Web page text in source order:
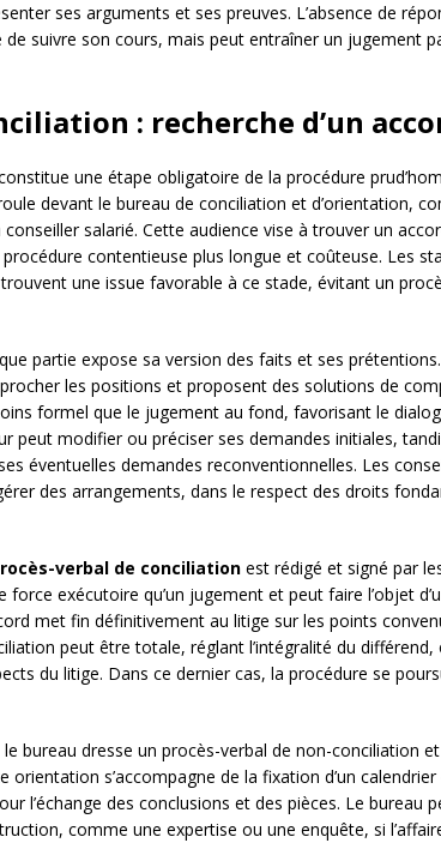
ses arguments et ses preuves. L’absence de
de suivre son cours, mais peut entraîner un jugement
: recherche d’un
une étape obligatoire de la procédure
devant le bureau de conciliation et d’orientation,
conseiller salarié. Cette audience vise à trouver un
procédure contentieuse plus longue et coûteuse. Les
une issue favorable à ce stade, évitant un
partie expose sa version des faits et ses
les positions et proposent des solutions de
formel que le jugement au fond, favorisant le
peut modifier ou préciser ses demandes initiales,
éventuelles demandes reconventionnelles. Les
des arrangements, dans le respect des droits
verbal de conciliation est rédigé et signé par
exécutoire qu’un jugement et peut faire l’objet
met fin définitivement au litige sur les points
peut être totale, réglant l’intégralité du différend,
du litige. Dans ce dernier cas, la procédure se
le bureau dresse un procès-verbal de non-conciliation
orientation s’accompagne de la fixation d’un
l’échange des conclusions et des pièces. Le bureau
comme une expertise ou une enquête, si